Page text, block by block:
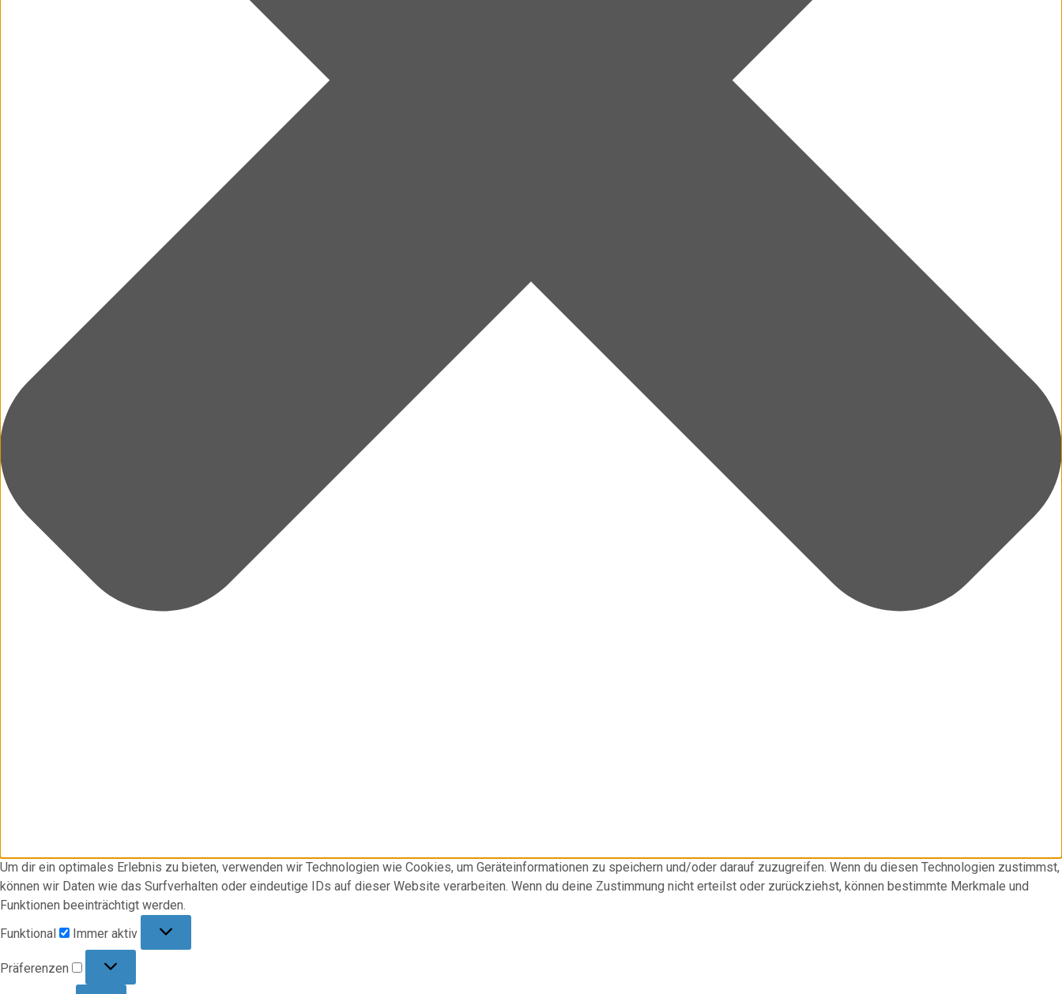
Um dir ein optimales Erlebnis zu bieten, verwenden wir Technologien wie Cookies, um Geräteinformationen zu speichern und/oder darauf zuzugreifen. Wenn du diesen Technologien zustimmst,
können wir Daten wie das Surfverhalten oder eindeutige IDs auf dieser Website verarbeiten. Wenn du deine Zustimmung nicht erteilst oder zurückziehst, können bestimmte Merkmale und
Funktionen beeinträchtigt werden.
Funktional
Immer aktiv
Präferenzen